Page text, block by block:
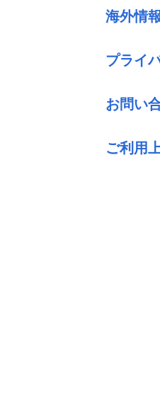
海外情
プライ
お問い
ご利用